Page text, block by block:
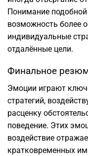
Понимание подобной
возможность более
индивидуальные
отдалённые цели.
Финальное
Эмоции играют
стратегий,
расценку
поведение. Этих
воздействие
кратковременных